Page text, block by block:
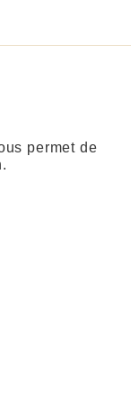
permet de